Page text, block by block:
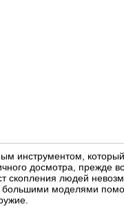
инструментом,
досмотра, прежде
людей
моделями